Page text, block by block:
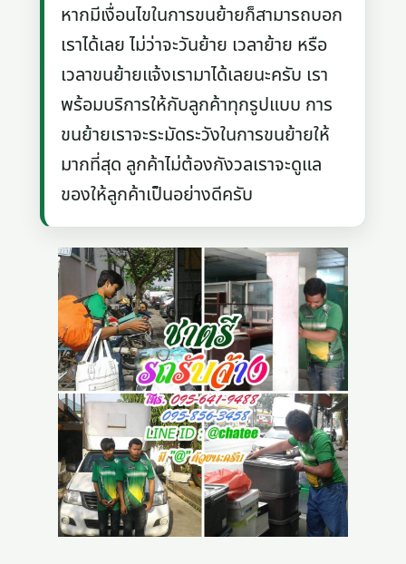
หากมีเงื่อนไขในการขนย้ายก็สามารถบอก
เราได้เลย ไม่ว่าจะวันย้าย เวลาย้าย หรือ
เวลาขนย้ายแจ้งเรามาได้เลยนะครับ เรา
พร้อมบริการให้กับลูกค้าทุกรูปแบบ การ
ขนย้ายเราจะระมัดระวังในการขนย้ายให้
มากที่สุด ลูกค้าไม่ต้องกังวลเราจะดูแล
ของให้ลูกค้าเป็นอย่างดีครับ